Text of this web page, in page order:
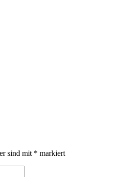
sind mit * markiert